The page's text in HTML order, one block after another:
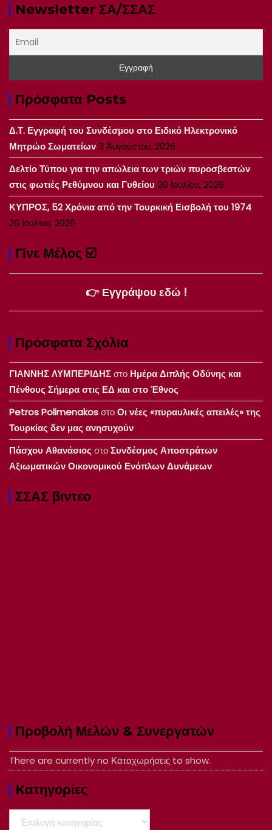
Newsletter ΣΑ/ΣΣΑΣ
Πρόσφατα Posts
Δ.Τ. Εγγραφή του Συνδέσμου στο Ειδικό Ηλεκτρονικό
Μητρώο Σωματείων3 Αυγούστου, 2026
Δελτίο Τύπου για την απώλεια των τριών πυροσβεστών
στις φωτιές Ρεθύμνου και Γυθείου 30 Ιουλίου, 2026
ΚΥΠΡΟΣ, 52 Χρόνια από την Τουρκική Εισβολή του 1974
20 Ιουλίου, 2026
Γίνε Μέλος ☑️
👉 Εγγράψου εδώ !
Πρόσφατα Σχόλια
ΓΙΑΝΝΗΣ ΛΥΜΠΕΡΙΔΗΣστο Ημέρα Διπλής Οδύνης και
Πένθους Σήμερα στις ΕΔ και στο Έθνος
Petros PolimenakosστοΟι νέες «πυραυλικές απειλές» της
Τουρκίας δεν μας ανησυχούν
Πάσχου Αθανάσιος στοΣυνδέσμος Αποστράτων
Αξιωματικών Οικονομικού Ενόπλων Δυνάμεων
ΣΣΑΣ βιντεο
Προβολή Μελών & Συνεργατών
There are currently no Καταχωρήσεις to show.
Kατηγορίες